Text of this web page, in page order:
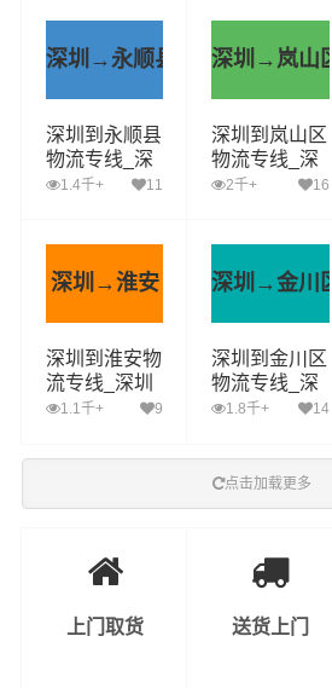
深圳→永顺县
深圳到永顺县
物流专线_深
圳到永顺县货
1.4千+ 11
深圳→岚山区
深圳到岚山区
物流专线_深
圳到岚山区货
2千+ 16
深圳→淮安
深圳到淮安物
流专线_深圳
到淮安货运公
安运输专线哪
1.1千+ 9
深圳→金川区
深圳到金川区
物流专线_深
圳到金川区货
至金川区运输
专线哪家好
1.8千+ 14
点击加载更多
上门取货 送货上门